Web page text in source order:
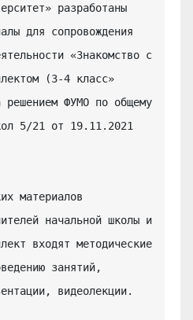
разработаны
для сопровождения
«Знакомство с
(3-4 класс»
решением ФУМО по общему
5/21 от 19.11.2021
материалов
начальной школы и
входят методические
занятий,
видеолекции.